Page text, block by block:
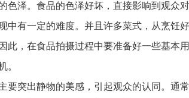
色泽。食品的色泽好坏，直接影响到观众
中有一定的难度。并且许多菜式，从烹饪
此，在食品拍摄过程中要准备好一些基本
。
要突出静物的美感，引起观众的认同。通